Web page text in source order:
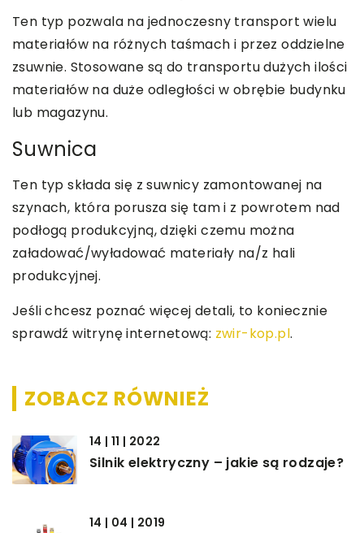
Ten typ pozwala na jednoczesny transport wielu
materiałów na różnych taśmach i przez oddzielne
zsuwnie. Stosowane są do transportu dużych ilości
materiałów na duże odległości w obrębie budynku
lub magazynu.
Suwnica
Ten typ składa się z suwnicy zamontowanej na
szynach, która porusza się tam i z powrotem nad
podłogą produkcyjną, dzięki czemu można
załadować/wyładować materiały na/z hali
produkcyjnej.
Jeśli chcesz poznać więcej detali, to koniecznie
sprawdź witrynę internetową: zwir-kop.pl.
ZOBACZ RÓWNIEŻ
14 | 11 | 2022
Silnik elektryczny – jakie są rodzaje?
14 | 04 | 2019